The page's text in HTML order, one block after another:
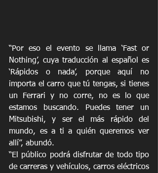
“Por eso el evento se llama ‘Fast or
Nothing’, cuya traducción al español es
‘Rápidos o nada’, porque aquí no
importa el carro que tú tengas, si tienes
un Ferrari y no corre, no es lo que
estamos buscando. Puedes tener un
Mitsubishi, y ser el más rápido del
mundo, es a ti a quién queremos ver
allí”, abundó.
“El público podrá disfrutar de todo tipo
de carreras y vehículos, carros eléctricos